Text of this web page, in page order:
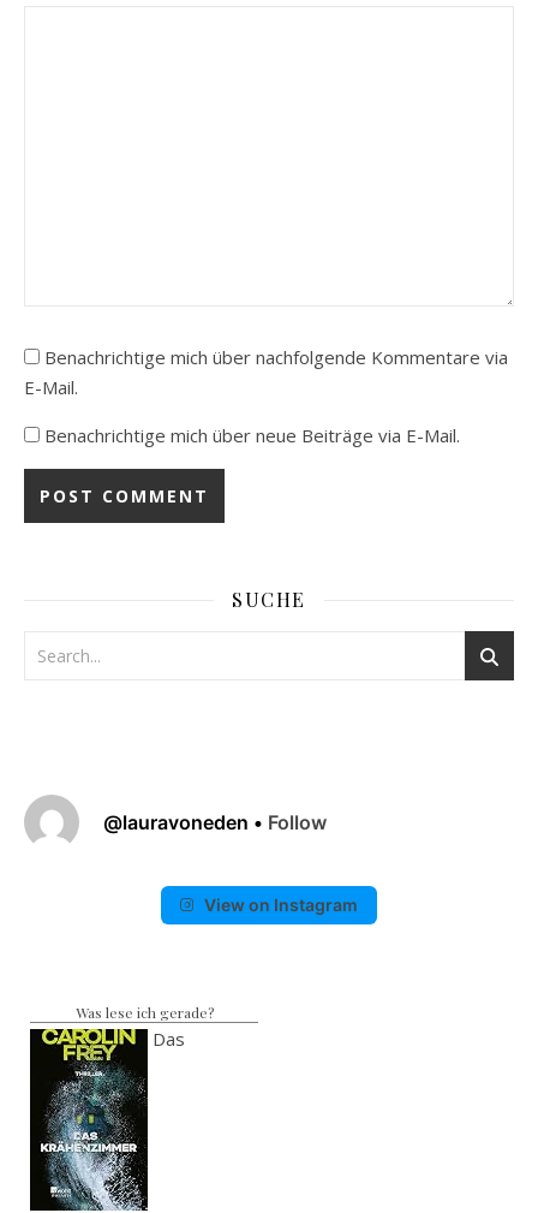
Benachrichtige mich über nachfolgende Kommentare via
E-Mail.
Benachrichtige mich über neue Beiträge via E-Mail.
SUCHE
@lauravoneden • Follow
View on Instagram
Was lese ich gerade?
Das